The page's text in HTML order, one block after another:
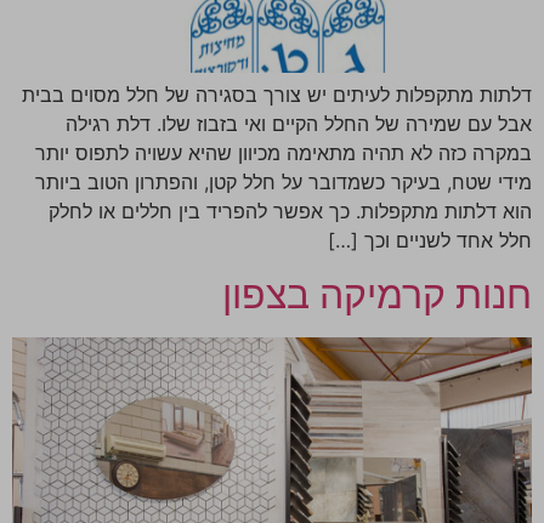
דלתות מתקפלות לעיתים יש צורך בסגירה של חלל מסוים בבית
אבל עם שמירה של החלל הקיים ואי בזבוז שלו. דלת רגילה
במקרה כזה לא תהיה מתאימה מכיוון שהיא עשויה לתפוס יותר
מידי שטח, בעיקר כשמדובר על חלל קטן, והפתרון הטוב ביותר
הוא דלתות מתקפלות. כך אפשר להפריד בין חללים או לחלק
חלל אחד לשניים וכך […]
חנות קרמיקה בצפון